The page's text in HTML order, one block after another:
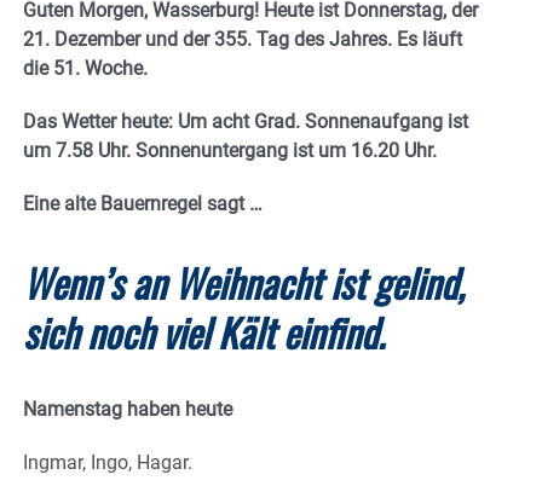
Guten Morgen, Wasserburg! Heute ist Donnerstag, der
21. Dezember und der 355. Tag des Jahres. Es läuft
die 51. Woche.
Das Wetter heute: Um acht Grad. Sonnenaufgang ist
um 7.58 Uhr. Sonnenuntergang ist um 16.20 Uhr.
Eine alte Bauernregel sagt …
Wenn’s an Weihnacht ist gelind,
sich noch viel Kält einfind.
Namenstag haben heute
Ingmar, Ingo, Hagar.